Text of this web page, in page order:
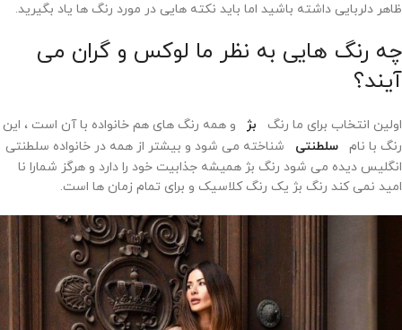
ظاهر دلربایی داشته باشید اما باید نکته هایی در مورد رنگ ها یاد بگیرید.
چه رنگ هایی به نظر ما لوکس و گران می
آیند؟
اولین انتخاب برای ما رنگ بژ
و همه رنگ های هم خانواده با آن است ، این
رنگ با نام
سلطنتی
شناخته می شود و بیشتر از همه در خانواده سلطنتی
انگلیس دیده می شود رنگ بژ همیشه جذابیت خود را دارد و هرگز شمارا نا
امید نمی کند رنگ بژ یک رنگ کلاسیک و برای تمام زمان ها است.